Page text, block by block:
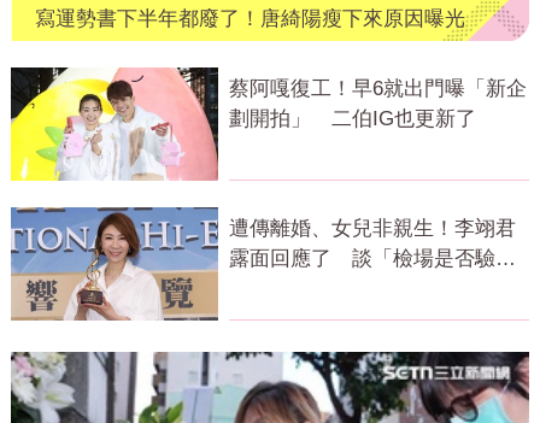
寫運勢書下半年都廢了！唐綺陽瘦下來原因曝光
蔡阿嘎復工！早6就出門曝「新企
劃開拍」 二伯IG也更新了
遭傳離婚、女兒非親生！李翊君
露面回應了 談「檢場是否驗